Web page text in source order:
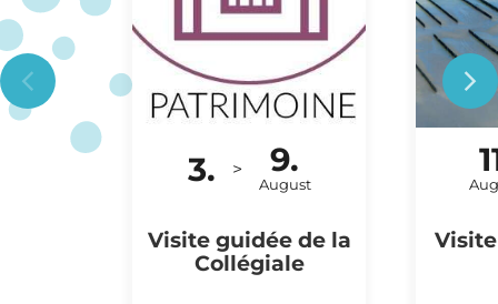
3. > 9.
August
Visite guidée de la
Collégiale
BESICHTIGUNG